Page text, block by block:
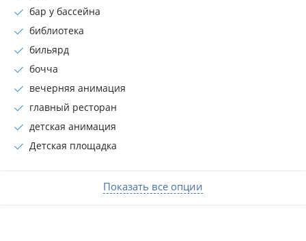
бар у бассейна
библиотека
бильярд
бочча
вечерняя анимация
главный ресторан
детская анимация
Детская площадка
Показать все опции